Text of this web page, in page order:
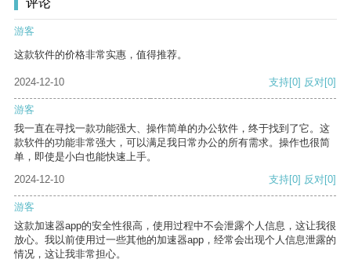
评论
游客
这款软件的价格非常实惠，值得推荐。
2024-12-10 支持[0] 反对[0]
游客
我一直在寻找一款功能强大、操作简单的办公软件，终于找到了它。这
款软件的功能非常强大，可以满足我日常办公的所有需求。操作也很简
单，即使是小白也能快速上手。
2024-12-10
支持[0] 反对[0]
游客
这款加速器app的安全性很高，使用过程中不会泄露个人信息，这让我很
放心。我以前使用过一些其他的加速器app，经常会出现个人信息泄露的
情况，这让我非常担心。